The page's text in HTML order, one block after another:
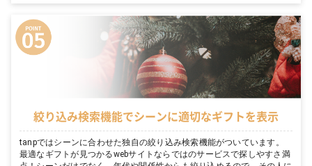
絞り込み検索機能でシーンに適切なギフトを表示
tanpではシーンに合わせた独自の絞り込み検索機能がついています。
最適なギフトが見つかるwebサイトならではのサービスで探しやすさ満